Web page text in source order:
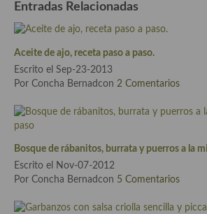
Cocina del Congo
Cocina Sefardí
Cocina fusión
Cocinas de España
Cocina Andaluza
Cocina Aragonesa
Entradas Relacionadas
Aceite de ajo, receta paso a paso.
Escrito el Sep-23-2013
Por Concha Bernadcon 2 Comentarios
Bosque de rábanitos, burrata y puerros a la
Escrito el Nov-07-2012
Por Concha Bernadcon 5 Comentarios